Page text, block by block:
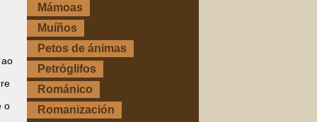
o
Mámoas
Muíños
Petos de ánimas
Petróglifos
Románico
Romanización